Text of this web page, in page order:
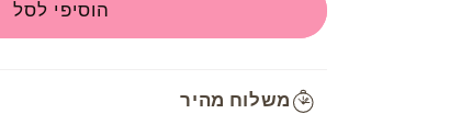
רקמה
Mouline
-
רקמה
הוסיפי לסל
משלוח מהיר